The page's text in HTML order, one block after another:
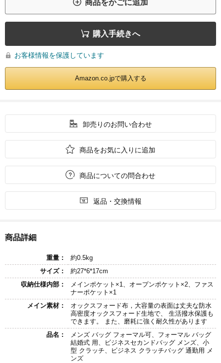
 商品をかごに追加
 購入手続きへ
 お客様情報を保護しています
Amazon.co.jpで購入する
 卸売りのお問い合わせ
 商品をお気に入りに追加
 商品についての問合わせ
 返品・交換情報
商品詳細
重量：
約0.5kg
サイズ：
約27*6*17cm
収納仕様内部：
メインポケット×1、オープンポケット×2、ファス
ナーポケット×1
メイン素材：
オックスフォード布，大容量の表面は丈夫な防水
高密度オックスフォード生地で、 生活撥水保護も
できます。 また、磨耗に強く耐久性があります
品名：
メンズ バッグ フォーマル可、フォーマル バッグ
結婚式 用、ビジネスセカンドバッグ メンズ、小
型 クラッチ、ビジネス クラッチバッグ 通勤用 メ
ンズ